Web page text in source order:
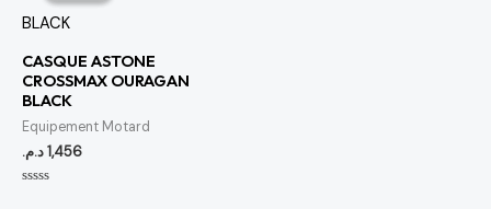
CASQUE ASTONE
CROSSMAX OURAGAN
BLACK
Equipement Motard
1,456د.م.